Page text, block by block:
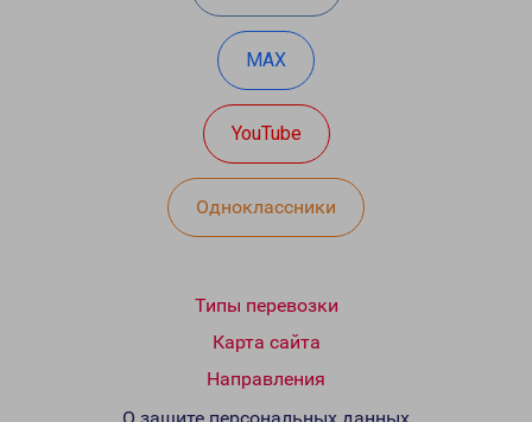
MAX
YouTube
Одноклассники
Типы перевозки
Карта сайта
Направления